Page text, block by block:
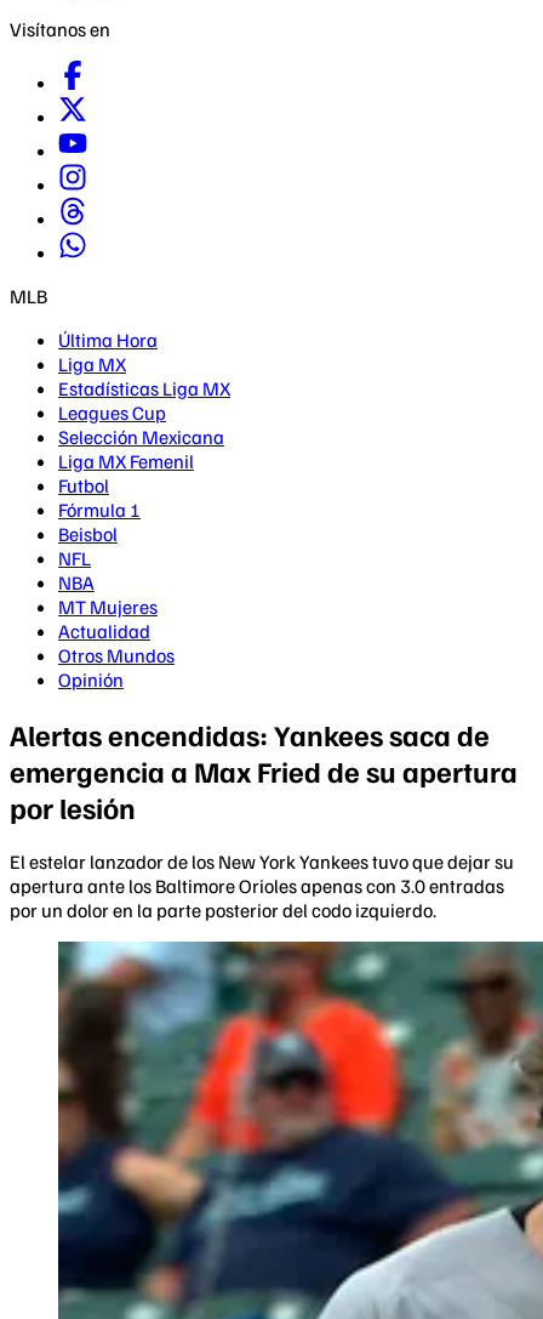
Visítanos en
MLB
Última Hora
Liga MX
Estadísticas Liga MX
Leagues Cup
Selección Mexicana
Liga MX Femenil
Futbol
Fórmula 1
Beisbol
NFL
NBA
MT Mujeres
Actualidad
Otros Mundos
Opinión
Alertas encendidas: Yankees saca de
emergencia a Max Fried de su apertura
por lesión
El estelar lanzador de los New York Yankees tuvo que dejar su
apertura ante los Baltimore Orioles apenas con 3.0 entradas
por un dolor en la parte posterior del codo izquierdo.